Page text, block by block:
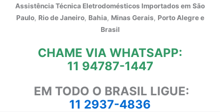
Assistência Técnica Eletrodomésticos Importados em São
Paulo, Rio de Janeiro, Bahia, Minas Gerais, Porto Alegre e
Brasil
CHAME VIA WHATSAPP:
11 94787-1447
EM TODO O BRASIL LIGUE:
11 2937-4836